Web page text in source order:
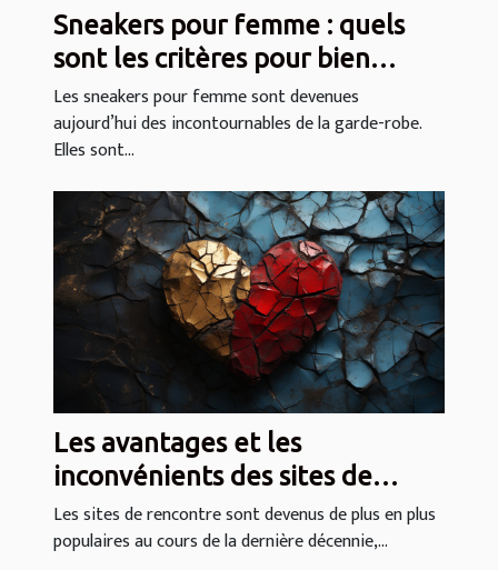
Sneakers pour femme : quels
sont les critères pour bien
choisir ?
Les sneakers pour femme sont devenues
aujourd’hui des incontournables de la garde-robe.
Elles sont...
Les avantages et les
inconvénients des sites de
rencontre
Les sites de rencontre sont devenus de plus en plus
populaires au cours de la dernière décennie,...